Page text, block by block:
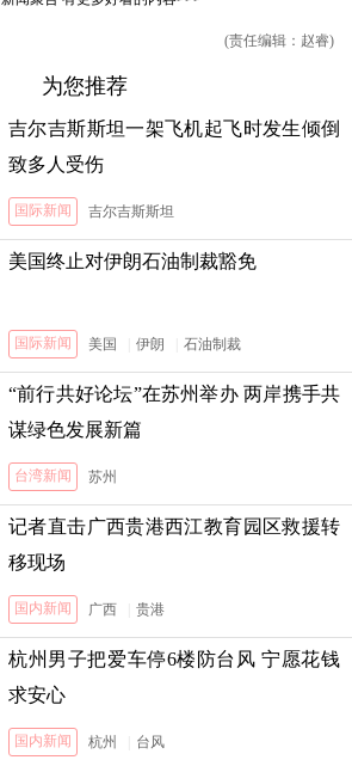
(责任编辑：赵睿)
为您推荐
吉尔吉斯斯坦一架飞机起飞时发生倾倒
致多人受伤
国际新闻 吉尔吉斯斯坦
美国终止对伊朗石油制裁豁免
国际新闻 美国 伊朗 石油制裁
“前行共好论坛”在苏州举办 两岸携手共
谋绿色发展新篇
台湾新闻 苏州
记者直击广西贵港西江教育园区救援转
移现场
国内新闻 广西 贵港
杭州男子把爱车停6楼防台风 宁愿花钱
求安心
国内新闻 杭州 台风